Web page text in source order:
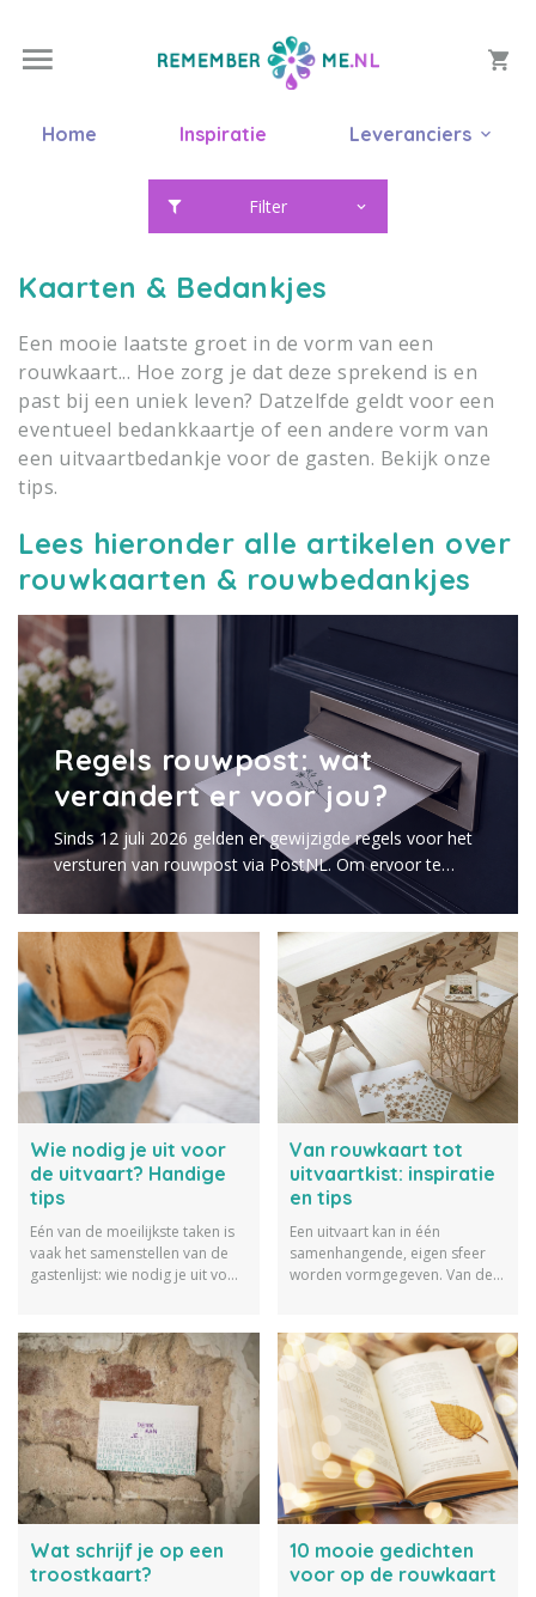
Home Inspiratie Leveranciers
Filter
Kaarten & Bedankjes
Een mooie laatste groet in de vorm van een
rouwkaart... Hoe zorg je dat deze sprekend is en
past bij een uniek leven? Datzelfde geldt voor een
eventueel bedankkaartje of een andere vorm van
een uitvaartbedankje voor de gasten. Bekijk onze
tips.
Lees hieronder alle artikelen over
rouwkaarten & rouwbedankjes
Regels rouwpost: wat
verandert er voor jou?
Sinds 12 juli 2026 gelden er gewijzigde regels voor het
versturen van rouwpost via PostNL. Om ervoor te
zorgen dat de rouwkaarten tijdig worden bezorgd en je
weet waar je rekening mee moet houden, hebben we
de belangrijkste wijzigingen en aandachtspunten
overzichtelijk voor je op een rij gezet.
Wie nodig je uit voor
de uitvaart? Handige
tips
Eén van de moeilijkste taken is
vaak het samenstellen van de
gastenlijst: wie nodig je uit voor
te helpen bij deze keuzes,
hebben we een aantal tips en
adviezen voor je op een rij
gezet.
Van rouwkaart tot
uitvaartkist: inspiratie
en tips
Een uitvaart kan in één
samenhangende, eigen sfeer
worden vormgegeven. Van de
worden op wie de overledene
was.
Wat schrijf je op een
troostkaart?
10 mooie gedichten
voor op de rouwkaart